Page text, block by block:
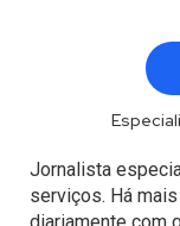
Jornalista
serviços. Há